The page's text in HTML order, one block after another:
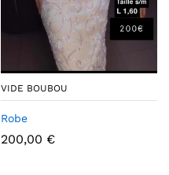
VIDE BOUBOU
Robe
200,00 €